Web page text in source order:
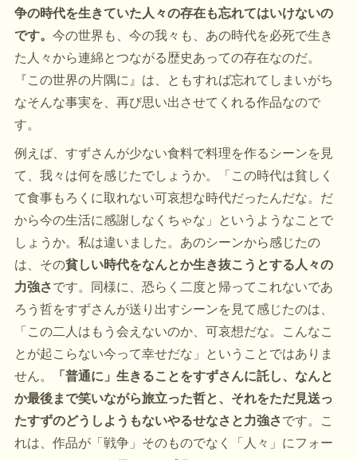
争の時代を生きていた人々の存在も忘れてはいけないの
です。今の世界も、今の我々も、あの時代を必死で生き
た人々から連綿とつながる歴史あっての存在なのだ。
『この世界の片隅に』は、ともすれば忘れてしまいがち
なそんな事実を、再び思い出させてくれる作品なので
す。
例えば、すずさんが少ない食料で料理を作るシーンを見
て、我々は何を感じたでしょうか。「この時代は貧しく
て食事もろくに取れない可哀想な時代だったんだな。だ
から今の生活に感謝しなくちゃな」というようなことで
しょうか。私は違いました。あのシーンから感じたの
は、その貧しい時代をなんとか生き抜こうとする人々の
力強さです。同様に、恐らく二度と帰ってこれないであ
ろう哲をすずさんが送り出すシーンを見て感じたのは、
「この二人はもう会えないのか、可哀想だな。こんなこ
とが起こらない今って幸せだな」ということではありま
せん。
「普通に」生きることをすずさんに託し、なんと
か最後まで笑いながら旅立った哲と、それをただ見送っ
たすずのどうしようもないやるせなさと力強さです。こ
れは、作品が「戦争」そのものでなく「人々」にフォー